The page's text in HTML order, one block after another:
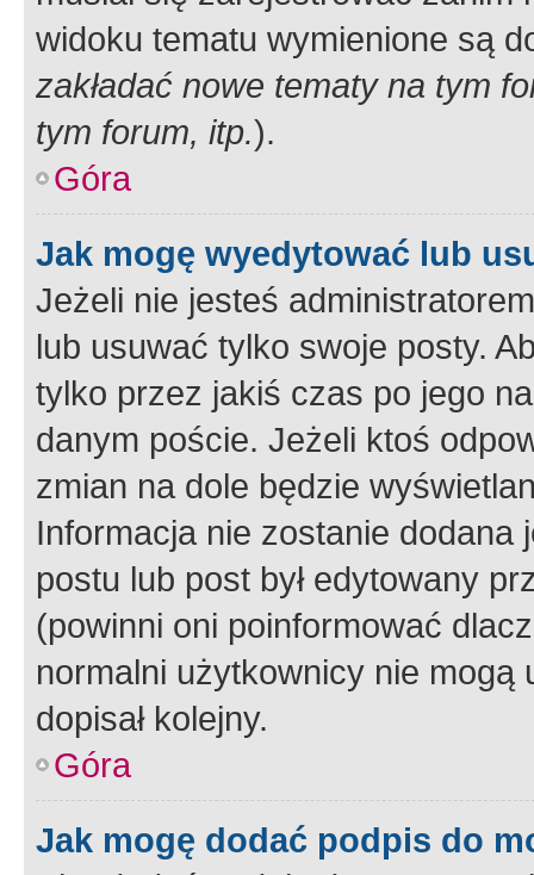
widoku tematu wymienione są
zakładać nowe tematy na tym
tym forum, itp.).
Góra
Jak mogę wyedytować lub
Jeżeli nie jesteś
lub usuwać tylko swoje posty.
tylko przez jakiś czas po jego
danym poście. Jeżeli ktoś
zmian na dole będzie
Informacja nie zostanie dodana
postu lub post był edytowany
(powinni oni poinformować
normalni użytkownicy nie
dopisał kolejny.
Góra
Jak mogę dodać podpis do